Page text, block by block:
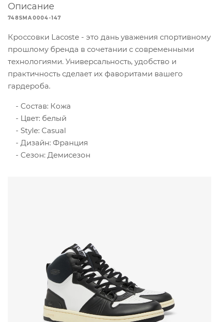
Описание
748SMA0004-147
Кроссовки Lacoste - это дань уважения спортивному
прошлому бренда в сочетании с современными
технологиями. Универсальность, удобство и
практичность сделает их фаворитами вашего
гардероба.
Состав: Кожа
Цвет: белый
Style: Casual
Дизайн: Франция
Сезон: Демисезон